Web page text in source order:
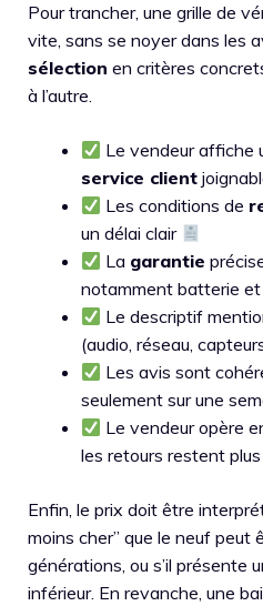
Pour trancher, une grille de
vite, sans se noyer dans les
sélection en critères
à l’autre.
Le vendeur affiche
service client
Les conditions de
un délai clair
La garantie
notamment batterie et
Le descriptif
(audio, réseau,
Les avis sont
seulement sur une
Le vendeur opère
les retours restent
Enfin, le prix doit être
moins cher” que le neuf peut
générations, ou s’il présente
inférieur. En revanche, une